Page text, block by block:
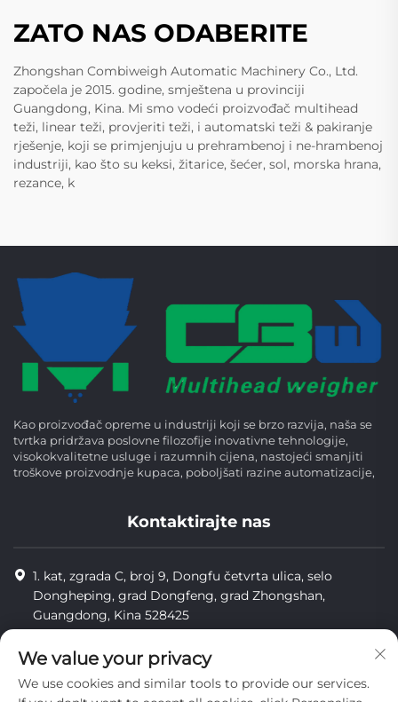
ZATO NAS ODABERITE
Zhongshan Combiweigh Automatic Machinery Co., Ltd.
započela je 2015. godine, smještena u provinciji
Guangdong, Kina. Mi smo vodeći proizvođač multihead
teži, linear teži, provjeriti teži, i automatski teži & pakiranje
rješenje, koji se primjenjuju u prehrambenoj i ne-hrambenoj
industriji, kao što su keksi, žitarice, šećer, sol, morska hrana,
rezance, k
Kao proizvođač opreme u industriji koji se brzo razvija, naša se
tvrtka pridržava poslovne filozofije inovativne tehnologije,
visokokvalitetne usluge i razumnih cijena, nastojeći smanjiti
troškove proizvodnje kupaca, poboljšati razine automatizacije,
Kontaktirajte nas
1. kat, zgrada C, broj 9, Dongfu četvrta ulica, selo
Dongheping, grad Dongfeng, grad Zhongshan,
Guangdong, Kina 528425
[email protected]
We value your privacy
We use cookies and similar tools to provide our services.